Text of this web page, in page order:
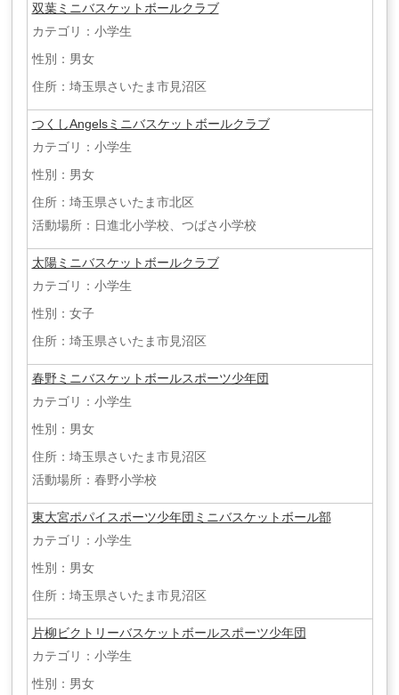
双葉ミニバスケットボールクラブ
カテゴリ：小学生
性別：男女
住所：埼玉県さいたま市見沼区
つくしAngelsミニバスケットボールクラブ
カテゴリ：小学生
性別：男女
住所：埼玉県さいたま市北区
活動場所：日進北小学校、つばさ小学校
太陽ミニバスケットボールクラブ
カテゴリ：小学生
性別：女子
住所：埼玉県さいたま市見沼区
春野ミニバスケットボールスポーツ少年団
カテゴリ：小学生
性別：男女
住所：埼玉県さいたま市見沼区
活動場所：春野小学校
東大宮ポパイスポーツ少年団ミニバスケットボール部
カテゴリ：小学生
性別：男女
住所：埼玉県さいたま市見沼区
片柳ビクトリーバスケットボールスポーツ少年団
カテゴリ：小学生
性別：男女